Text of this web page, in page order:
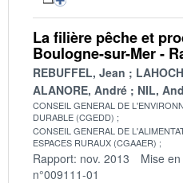
La filière pêche et
Boulogne-sur-Mer -
REBUFFEL, Jean
ALANORE, André
NIL,
CONSEIL GENERAL DE
DURABLE (CGEDD)
CONSEIL GENERAL DE
ESPACES RURAUX (CGAAER)
Rapport: nov. 2013 Mise
n°009111-01